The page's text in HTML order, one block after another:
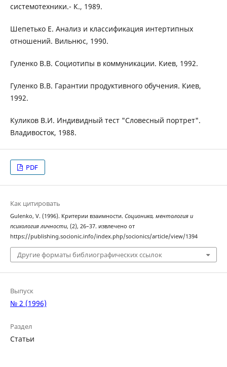
системотехники.- К., 1989.
Шепетько Е. Анализ и классификация интертипных
отношений. Вильнюс, 1990.
Гуленко В.В. Социотипы в коммуникации. Киев, 1992.
Гуленко В.В. Гарантии продуктивного обучения. Киев,
1992.
Куликов В.И. Индивидный тест "Словесный портрет".
Владивосток, 1988.
PDF
Как цитировать
Gulenko, V. (1996). Критерии взаимности. Соционика, ментология и
психология личности, (2), 26–37. извлечено от
https://publishing.socionic.info/index.php/socionics/article/view/1394
Другие форматы библиографических ссылок
Выпуск
№ 2 (1996)
Раздел
Статьи